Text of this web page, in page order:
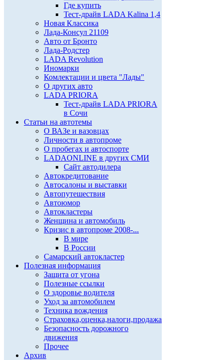
Где купить
Тест-драйв LADA Kalina 1,4
Новая Классика
Лада-Консул 21109
Авто от Бронто
Лада-Родстер
LADA Revolution
Иномарки
Комлектации и цвета "Лады"
О других авто
LADA PRIORA
Тест-драйв LADA PRIORA
в Сочи
Статьи на автотемы
О ВАЗе и вазовцах
Личности в автопроме
О пробегах и автоспорте
LADAONLINE в других СМИ
Сайт автодилера
Автокредитование
Автосалоны и выставки
Автопутешествия
Автоюмор
Автокластеры
Женщина и автомобиль
Кризис в автопроме 2008-...
В мире
В России
Самарский автокластер
Полезная информация
Защита от угона
Полезные ссылки
О здоровье водителя
Уход за автомобилем
Техника вождения
Страховка,оценка,налоги,продажа
Безопасность дорожного
движения
Прочее
Архив